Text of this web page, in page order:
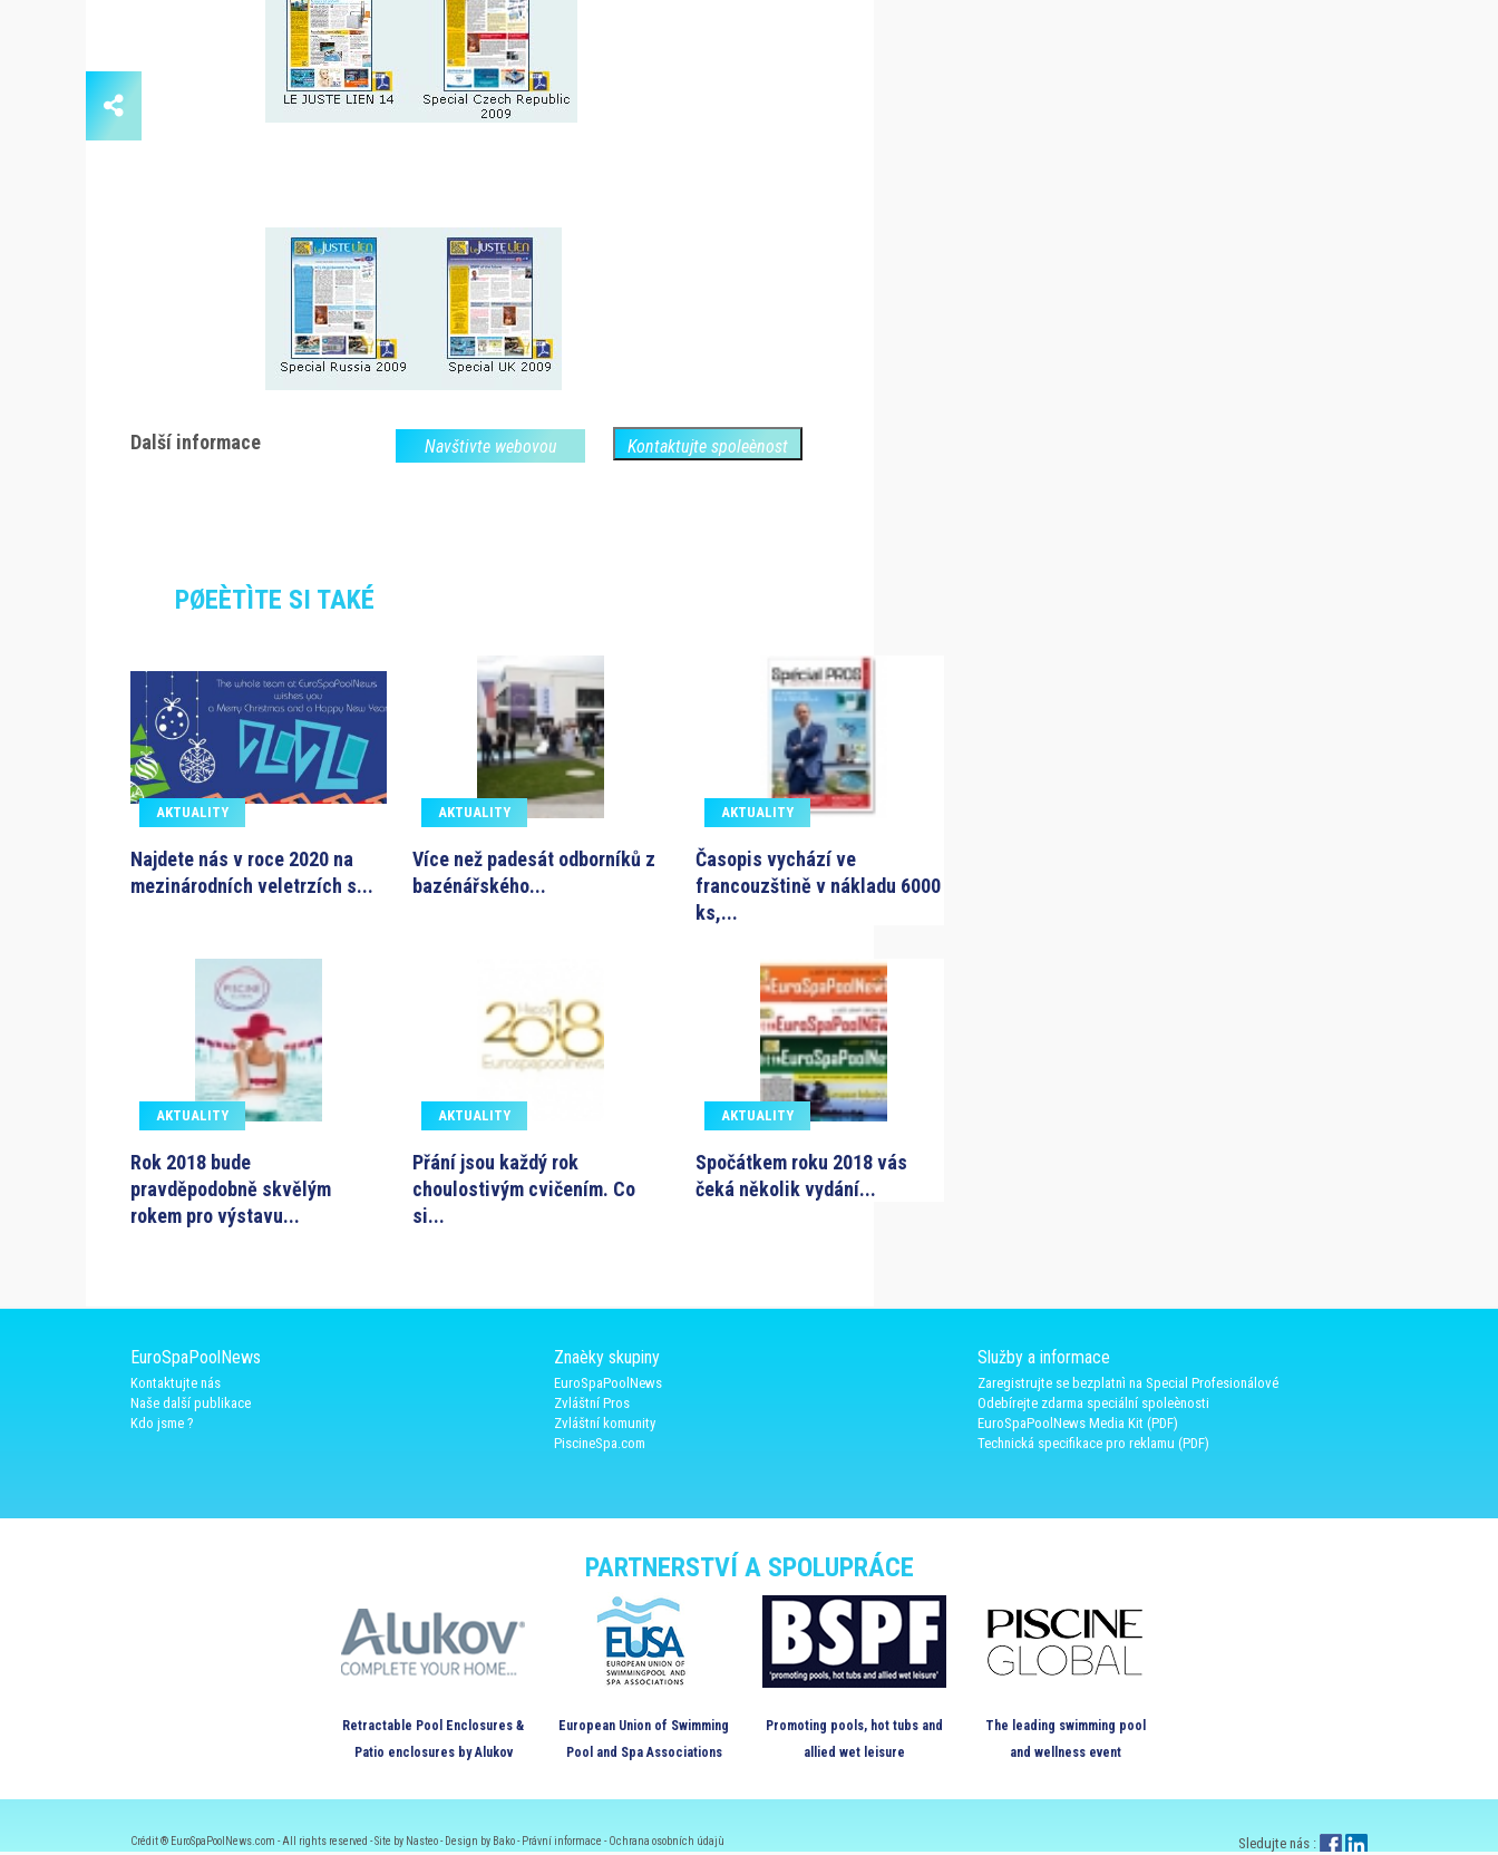
Další informace Navštivte webovou Kontaktujte spoleènost
PØEÈTÌTE SI TAKÉ
AKTUALITY
Najdete nás v roce 2020 na
mezinárodních veletrzích s...
AKTUALITY
Více než padesát odborníků z
bazénářského...
AKTUALITY
Časopis vychází ve
francouzštině v nákladu 6000
ks,...
AKTUALITY
Rok 2018 bude
pravděpodobně skvělým
rokem pro výstavu...
AKTUALITY
Přání jsou každý rok
choulostivým cvičením. Co
si...
AKTUALITY
Spočátkem roku 2018 vás
čeká několik vydání...
EuroSpaPoolNews
Kontaktujte nás
Naše další publikace
Kdo jsme ?
Znaèky skupiny
EuroSpaPoolNews
Zvláštní Pros
Zvláštní komunity
PiscineSpa.com
Služby a informace
Zaregistrujte se bezplatnì na Special Profesionálové
Odebírejte zdarma speciální spoleènosti
EuroSpaPoolNews Media Kit (PDF)
Technická specifikace pro reklamu (PDF)
PARTNERSTVÍ A SPOLUPRÁCE
Retractable Pool Enclosures &
Patio enclosures by Alukov
European Union of Swimming
Pool and Spa Associations
Promoting pools, hot tubs and
allied wet leisure
The leading swimming pool
and wellness event
Crédit ® EuroSpaPoolNews.com - All rights reserved - Site by Nasteo - Design by Bako - Právní informace -Ochrana osobních údajù Sledujte nás :